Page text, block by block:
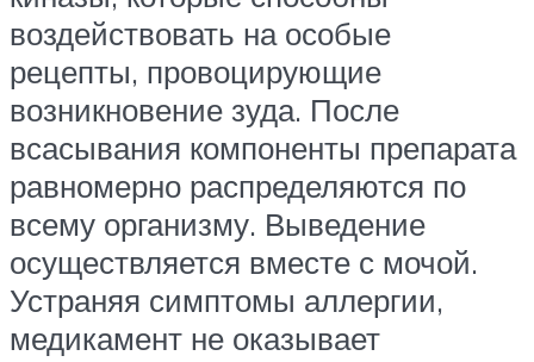
воздействовать на особые
рецепты, провоцирующие
возникновение зуда. После
всасывания компоненты препарата
равномерно распределяются по
всему организму. Выведение
осуществляется вместе с мочой.
Устраняя симптомы аллергии,
медикамент не оказывает